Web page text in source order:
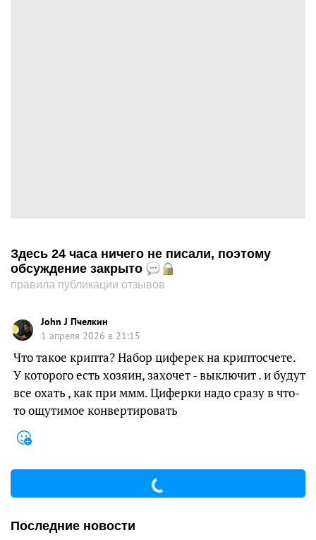
Здесь 24 часа ничего не писали, поэтому
обсуждение закрыто
правила публикации отзывов
John J Пчелкин
1 апреля 2026 в 21:15
Что такое крипта? Набор циферек на криптосчете.
У которого есть хозяин, захочет - выключит . и будут
все охать , как при ммм. Циферки надо сразу в что-
то ощутимое конвертировать
Последние новости